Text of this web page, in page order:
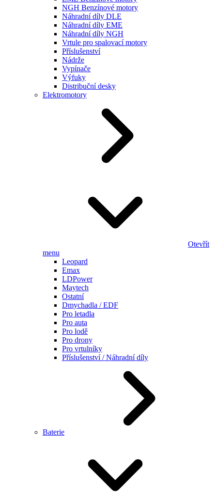
NGH Benzínové motory
Náhradní díly DLE
Náhradní díly EME
Náhradní díly NGH
Vrtule pro spalovací motory
Příslušenství
Nádrže
Vypínače
Výfuky
Distribuční desky
Elektromotory
Otevřít
menu
Leopard
Emax
LDPower
Maytech
Ostatní
Dmychadla / EDF
Pro letadla
Pro auta
Pro lodě
Pro drony
Pro vrtulníky
Příslušenství / Náhradní díly
Baterie